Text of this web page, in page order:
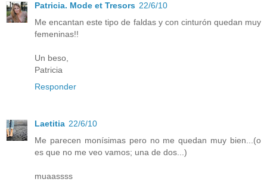
Patricia. Mode et Tresors 22/6/10
Me encantan este tipo de faldas y con cinturón quedan muy
femeninas!!
Un beso,
Patricia
Responder
Laetitia 22/6/10
Me parecen monísimas pero no me quedan muy bien...(o
es que no me veo vamos; una de dos...)
muaassss